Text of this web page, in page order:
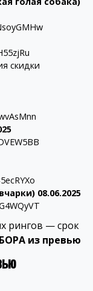
скидки
08.06.2025
рингов — срок
из превью